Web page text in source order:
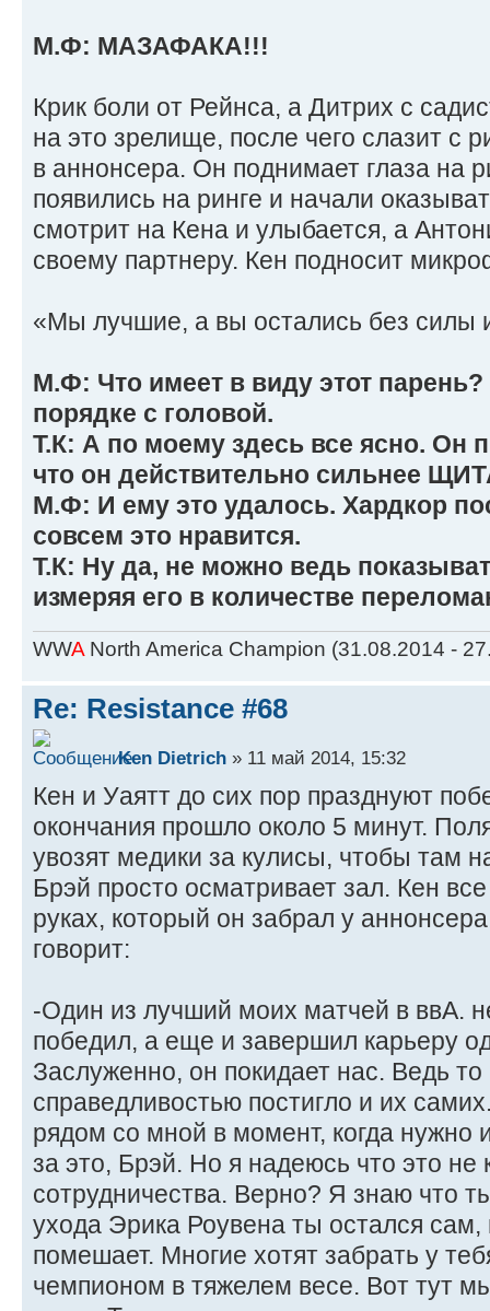
М.Ф: МАЗАФАКА!!!
Крик боли от Рейнса, а Дитрих с
на это зрелище, после чего слазит с
в аннонсера. Он поднимает глаза на
появились на ринге и начали
смотрит на Кена и улыбается, а
своему партнеру. Кен подносит
«Мы лучшие, а вы остались без силы
М.Ф: Что имеет в виду этот парень?
порядке с головой.
Т.К: А по моему здесь все ясно. Он
что он действительно сильнее
М.Ф: И ему это удалось. Хардкор
совсем это нравится.
Т.К: Ну да, не можно ведь
измеряя его в количестве
WWA North America Champion (31.08.2014 -
Re: Resistance #68
Ken Dietrich » 11 май 2014, 15:32
Кен и Уаятт до сих пор празднуют
окончания прошло около 5 минут.
увозят медики за кулисы, чтобы там
Брэй просто осматривает зал. Кен
руках, который он забрал у
говорит:
-Один из лучший моих матчей в ввА.
победил, а еще и завершил карьеру
Заслуженно, он покидает нас. Ведь
справедливостью постигло и их
рядом со мной в момент, когда нужно
за это, Брэй. Но я надеюсь что это не
сотрудничества. Верно? Я знаю что
ухода Эрика Роувена ты остался
помешает. Многие хотят забрать у
чемпионом в тяжелем весе. Вот тут